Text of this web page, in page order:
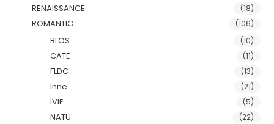
RENAISSANCE (18)
ROMANTIC (106)
BLOS (10)
CATE (11)
FLDC (13)
Inne (21)
IVIE (5)
NATU (22)